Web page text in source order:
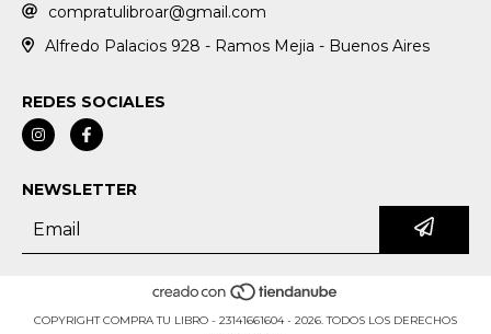
compratulibroar@gmail.com
Alfredo Palacios 928 - Ramos Mejia - Buenos Aires
REDES SOCIALES
NEWSLETTER
COPYRIGHT COMPRA TU LIBRO - 23141661604 - 2026. TODOS LOS DERECHOS